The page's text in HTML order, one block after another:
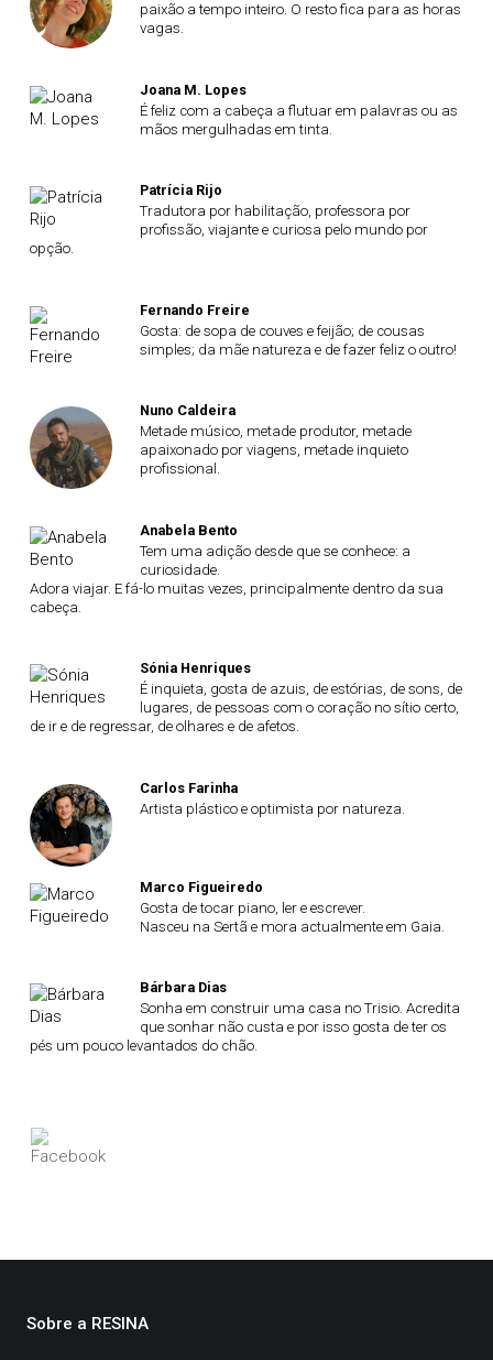
paixão a tempo inteiro. O resto fica para as horas
vagas.
Joana M. Lopes
É feliz com a cabeça a flutuar em palavras ou as
mãos mergulhadas em tinta.
Patrícia Rijo
Tradutora por habilitação, professora por
profissão, viajante e curiosa pelo mundo por
opção.
Fernando Freire
Gosta: de sopa de couves e feijão; de cousas
simples; da mãe natureza e de fazer feliz o outro!
Nuno Caldeira
Metade músico, metade produtor, metade
apaixonado por viagens, metade inquieto
profissional.
Anabela Bento
Tem uma adição desde que se conhece: a
curiosidade.
Adora viajar. E fá-lo muitas vezes, principalmente dentro da sua
cabeça.
Sónia Henriques
É inquieta, gosta de azuis, de estórias, de sons, de
lugares, de pessoas com o coração no sítio certo,
de ir e de regressar, de olhares e de afetos.
Carlos Farinha
Artista plástico e optimista por natureza.
Marco Figueiredo
Gosta de tocar piano, ler e escrever.
Nasceu na Sertã e mora actualmente em Gaia.
Bárbara Dias
Sonha em construir uma casa no Trisio. Acredita
que sonhar não custa e por isso gosta de ter os
pés um pouco levantados do chão.
Sobre a RESINA